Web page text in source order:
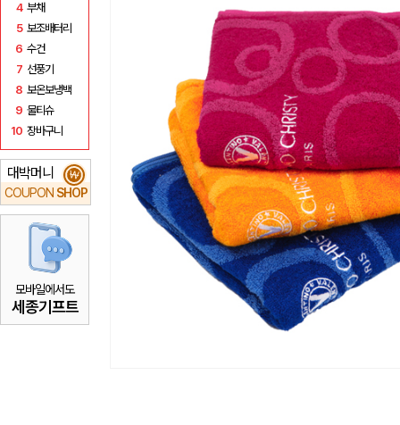
4 부채
5 보조배터리
6 수건
7 선풍기
8 보온보냉백
9 물티슈
10 장바구니
대박머니
COUPON SHOP
₩
모바일에서도
세종기프트